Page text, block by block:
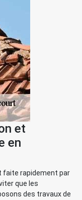
et
en
faite rapidement par
que les
des travaux de